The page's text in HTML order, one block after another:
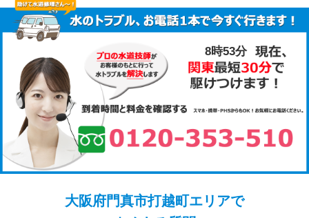
8時53分
大阪府門真市打越町エリアで